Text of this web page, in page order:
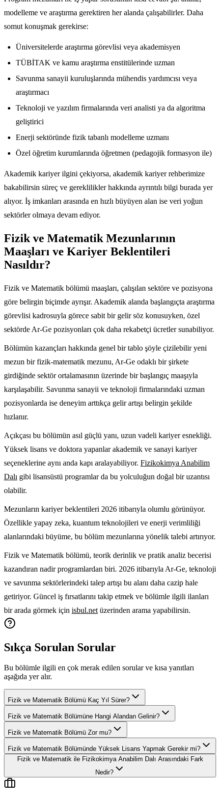
modelleme ve araştırma gerektiren her alanda çalışabilirler. Daha
somut konuşmak gerekirse:
Üniversitelerde araştırma görevlisi veya akademisyen
TÜBİTAK ve kamu araştırma enstitülerinde uzman
Savunma sanayii kuruluşlarında mühendis yardımcısı veya
araştırmacı
Teknoloji ve yazılım firmalarında veri analisti ya da algoritma
geliştirici
Enerji sektöründe fizik tabanlı modelleme uzmanı
Özel öğretim kurumlarında öğretmen (pedagojik formasyon ile)
Akademik kariyer ilgini çekiyorsa, akademik kariyer rehberimize
bakabilirsin süreç ve gereklilikler hakkında ayrıntılı bilgi burada yer
alıyor. İş imkanları arasında en hızlı büyüyen alan ise veri yoğun
sektörler olmaya devam ediyor.
Fizik ve Matematik Mezunlarının
Maaşları ve Kariyer Beklentileri
Nasıldır?
Fizik ve Matematik bölümü maaşları, çalışılan sektöre ve pozisyona
göre belirgin biçimde ayrışır. Akademik alanda başlangıçta araştırma
görevlisi kadrosuyla görece sabit bir gelir söz konusuyken, özel
sektörde Ar-Ge pozisyonları çok daha rekabetçi ücretler sunabiliyor.
Bölümün kazançları hakkında genel bir tablo şöyle çizilebilir yeni
mezun bir fizik-matematik mezunu, Ar-Ge odaklı bir şirkete
girdiğinde sektör ortalamasının üzerinde bir başlangıç maaşıyla
karşılaşabilir. Savunma sanayii ve teknoloji firmalarındaki uzman
pozisyonlarda ise deneyim arttıkça gelir artışı belirgin şekilde
hızlanır.
Açıkçası bu bölümün asıl güçlü yanı, uzun vadeli kariyer esnekliği.
Yüksek lisans ve doktora yapanlar akademik ve sanayi kariyer
seçeneklerine aynı anda kapı aralayabiliyor. Fizikokimya Anabilim
Dalı gibi lisansüstü programlar da bu yolculuğun doğal bir uzantısı
olabilir.
Mezunların kariyer beklentileri 2026 itibarıyla olumlu görünüyor.
Özellikle yapay zeka, kuantum teknolojileri ve enerji verimliliği
alanlarındaki büyüme, bu bölüm mezunlarına yönelik talebi artırıyor.
Fizik ve Matematik bölümü, teorik derinlik ve pratik analiz becerisi
kazandıran nadir programlardan biri. 2026 itibarıyla Ar-Ge, teknoloji
ve savunma sektörlerindeki talep artışı bu alanı daha cazip hale
getiriyor. Güncel iş fırsatlarını takip etmek ve bölümle ilgili ilanları
bir arada görmek için isbul.net üzerinden arama yapabilirsin.
Sıkça Sorulan Sorular
Bu bölümle ilgili en çok merak edilen sorular ve kısa yanıtları
aşağıda yer alır.
Fizik ve Matematik Bölümü Kaç Yıl Sürer?
Fizik ve Matematik Bölümüne Hangi Alandan Gelinir?
Fizik ve Matematik Bölümü Zor mu?
Fizik ve Matematik Bölümünde Yüksek Lisans Yapmak Gerekir mi?
Fizik ve Matematik ile Fizikokimya Anabilim Dalı Arasındaki Fark
Nedir?